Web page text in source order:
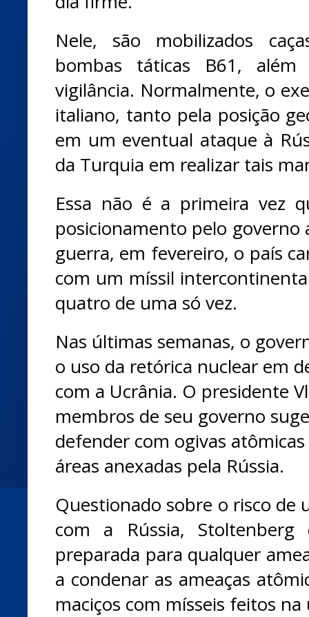
Nele, são mobilizados
bombas táticas B61,
vigilância. Normalmente, o
italiano, tanto pela posição
em um eventual ataque à
da Turquia em realizar tais
Essa não é a primeira vez
posicionamento pelo governo
guerra, em fevereiro, o país
com um míssil
quatro de uma só vez.
Nas últimas semanas, o
o uso da retórica nuclear em
com a Ucrânia. O presidente
membros de seu governo
defender com ogivas
áreas anexadas pela Rússia.
Questionado sobre o risco de
com a Rússia,
preparada para qualquer
a condenar as ameaças
maciços com mísseis feitos